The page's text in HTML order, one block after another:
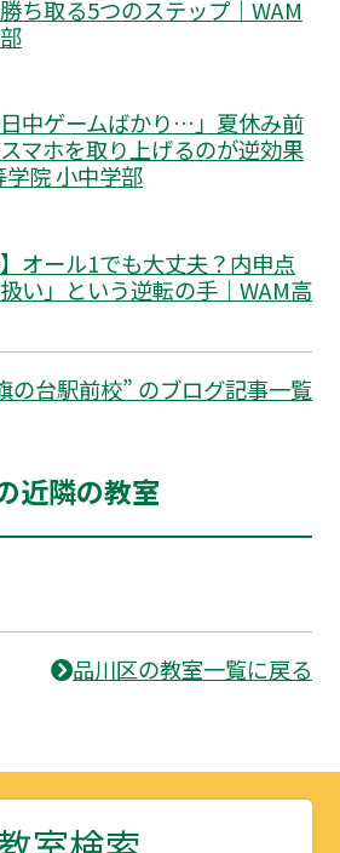
ち取る5つのステップ｜WAM
日中ゲームばかり…」夏休み前
マホを取り上げるのが逆効果
学院 小中学部
オール1でも大丈夫？内申点
い」という逆転の手｜WAM高
の台駅前校” のブログ記事一覧
近隣の教室
品川区の教室一覧に戻る